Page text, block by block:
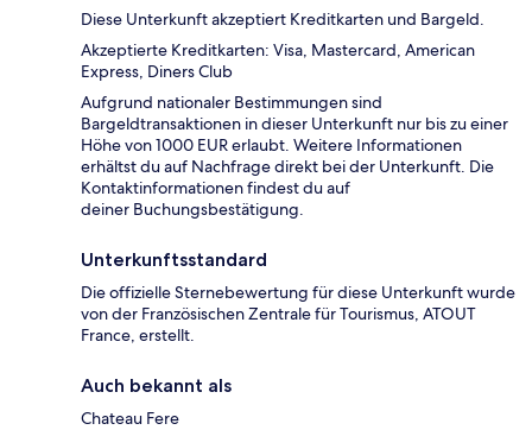
Diese Unterkunft akzeptiert Kreditkarten und Bargeld.
Akzeptierte Kreditkarten: Visa, Mastercard, American
Express, Diners Club
Aufgrund nationaler Bestimmungen sind
Bargeldtransaktionen in dieser Unterkunft nur bis zu einer
Höhe von 1000 EUR erlaubt. Weitere Informationen
erhältst du auf Nachfrage direkt bei der Unterkunft. Die
Kontaktinformationen findest du auf
deiner Buchungsbestätigung.
Unterkunftsstandard
Die offizielle Sternebewertung für diese Unterkunft wurde
von der Französischen Zentrale für Tourismus, ATOUT
France, erstellt.
Auch bekannt als
Chateau Fere